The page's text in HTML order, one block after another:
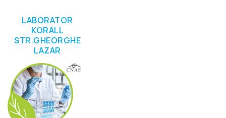
LABORATOR
KORALL
STR.GHEORGHE
LAZAR